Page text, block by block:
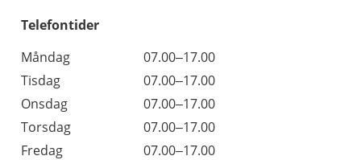
Telefontider
Måndag
07.00–17.00
Tisdag
07.00–17.00
Onsdag
07.00–17.00
Torsdag
07.00–17.00
Fredag
07.00–17.00